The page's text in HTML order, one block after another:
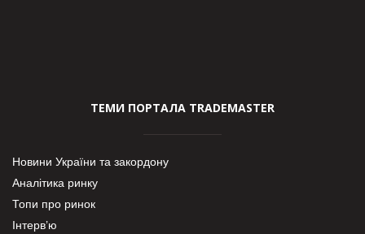
ТЕМИ ПОРТАЛА TRADEMASTER
Новини України та закордону
Аналітика ринку
Топи про ринок
Інтерв’ю